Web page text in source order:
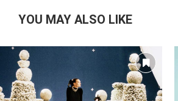
YOU MAY ALSO LIKE